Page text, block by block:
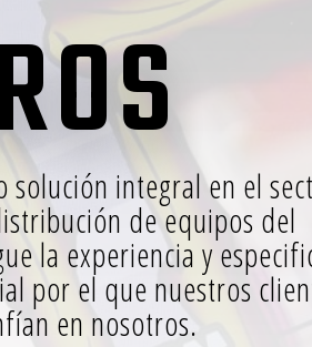
solución integral en el
de equipos del
la experiencia y
por el que nuestros
en nosotros.